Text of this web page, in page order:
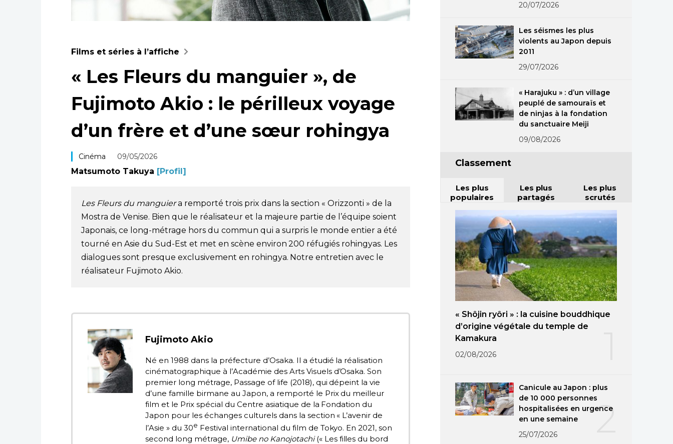
Films et séries à l’affiche
« Les Fleurs du manguier », de
Fujimoto Akio : le périlleux voyage
d’un frère et d’une sœur rohingya
Cinéma 09/05/2026
Matsumoto Takuya [Profil]
Les Fleurs du manguiera remporté trois prix dans la section « Orizzonti » de la
Mostra de Venise. Bien que le réalisateur et la majeure partie de l’équipe soient
Japonais, ce long-métrage hors du commun qui a surpris le monde entier a été
tourné en Asie du Sud-Est et met en scène environ 200 réfugiés rohingyas. Les
dialogues sont presque exclusivement en rohingya. Notre entretien avec le
réalisateur Fujimoto Akio.
Fujimoto Akio
Né en 1988 dans la préfecture d’Osaka. Il a étudié la réalisation
cinématographique à l’Académie des Arts Visuels d’Osaka. Son
premier long métrage, Passage of life (2018), qui dépeint la vie
d’une famille birmane au Japon, a remporté le Prix du meilleur
film et le Prix spécial du Centre asiatique de la Fondation du
Japon pour les échanges culturels dans la section « L’avenir de
l’Asie » du 30e Festival international du film de Tokyo. En 2021, son
second long métrage, Umibe no Kanojotachi(« Les filles du bord
20/07/2026
Les séismes les plus
violents au Japon depuis
2011
29/07/2026
« Harajuku » : d’un village
peuplé de samouraïs et
de ninjas à la fondation
du sanctuaire Meiji
09/08/2026
Classement
Les plus
populaires
Les plus
partagés
Les plus
scrutés
« Shôjin ryôri » : la cuisine bouddhique
d’origine végétale du temple de
Kamakura
02/08/2026
2
Canicule au Japon : plus
de 10 000 personnes
hospitalisées en urgence
en une semaine
25/07/2026